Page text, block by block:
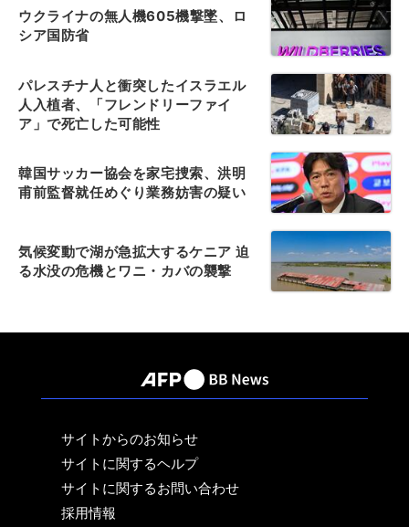
ウクライナの無人機605機撃墜、ロ
シア国防省
パレスチナ人と衝突したイスラエル
人入植者、「フレンドリーファイ
ア」で死亡した可能性
韓国サッカー協会を家宅捜索、洪明
甫前監督就任めぐり業務妨害の疑い
気候変動で湖が急拡大するケニア 迫
る水没の危機とワニ・カバの襲撃
サイトからのお知らせ
サイトに関するヘルプ
サイトに関するお問い合わせ
採用情報